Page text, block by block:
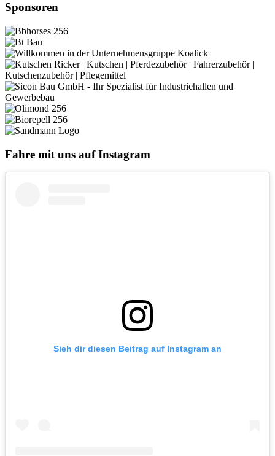
Sponsoren
Fahre mit uns auf Instagram
Sieh dir diesen Beitrag auf Instagram an